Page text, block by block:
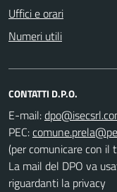
Uffici e orari
Numeri utili
CONTATTI D.P.O.
E-mail:
PEC:
(per comunicare con
La mail del DPO va
riguardanti la privacy